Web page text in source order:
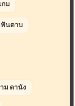
กม
นดาบ
ม ดานัง